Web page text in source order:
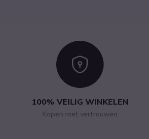
Icon
100% VEILIG WINKELEN
Kopen met vertrouwen